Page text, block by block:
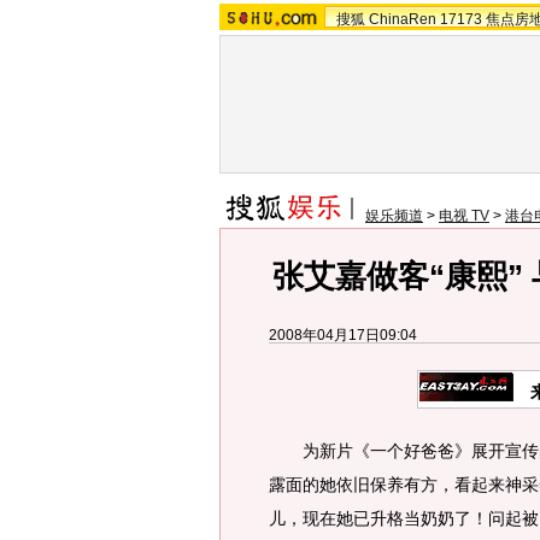
搜狐 ChinaRen 17173 焦点房
娱乐频道 > 电视 TV > 港台
张艾嘉做客“康熙”
2008年04月17日09:04
为新片《一个好爸爸》展开宣传
露面的她依旧保养有方，看起来神
儿，现在她已升格当奶奶了！问起